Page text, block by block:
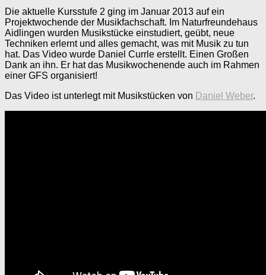
Die aktuelle Kursstufe 2 ging im Januar 2013 auf ein
Projektwochende der Musikfachschaft. Im Naturfreundehaus
Aidlingen wurden Musikstücke einstudiert, geübt, neue
Techniken erlernt und alles gemacht, was mit Musik zu tun
hat. Das Video wurde Daniel Currle erstellt. Einen Großen
Dank an ihn. Er hat das Musikwochenende auch im Rahmen
einer GFS organisiert!
Das Video ist unterlegt mit Musikstücken von Daniel Weber.